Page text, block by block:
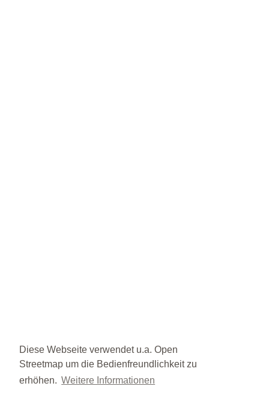
Diese Webseite verwendet u.a. Open
Streetmap um die Bedienfreundlichkeit zu
erhöhen. Weitere Informationen